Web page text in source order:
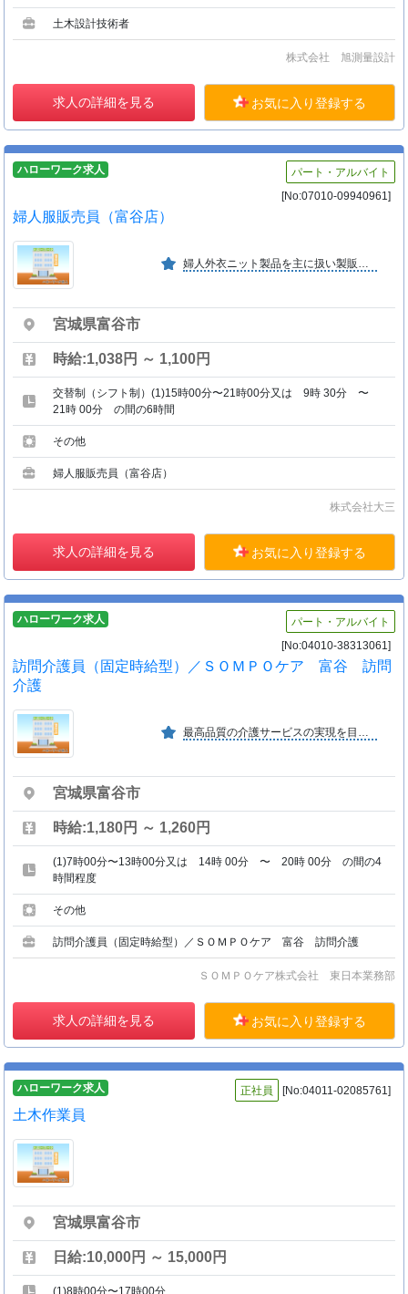
土木設計技術者
株式会社 旭測量設計
求人の詳細を見る お気に入り登録する
ハローワーク求人
パート・アルバイト
[No:07010-09940961]
婦人服販売員（富谷店）
婦人外衣ニット製品を主に扱い製販業を営み、平成８年より本格的に小売業も展開し、現在２０店舗運営している。目標は製造直販のラインを確立し、より消費者ニーズに近い経営をすること。
宮城県富谷市
時給:1,038円 ～ 1,100円
交替制（シフト制）(1)15時00分〜21時00分又は 9時 30分 〜
21時 00分 の間の6時間
その他
婦人服販売員（富谷店）
株式会社大三
求人の詳細を見る お気に入り登録する
ハローワーク求人
パート・アルバイト
[No:04010-38313061]
訪問介護員（固定時給型）／ＳＯＭＰＯケア 富谷 訪問
介護
最高品質の介護サービスの実現を目指し、カスタムメイドケア、人材育成、認知症ケア、食事、医療連携、余暇時間の充実、ＩＣＴ、デジタルの活用、産学連携に注力していきます。
宮城県富谷市
時給:1,180円 ～ 1,260円
(1)7時00分〜13時00分又は 14時 00分 〜 20時 00分 の間の4
時間程度
その他
訪問介護員（固定時給型）／ＳＯＭＰＯケア 富谷 訪問介護
ＳＯＭＰＯケア株式会社 東日本業務部
求人の詳細を見る お気に入り登録する
ハローワーク求人 正社員 [No:04011-02085761]
土木作業員
宮城県富谷市
日給:10,000円 ～ 15,000円
(1)8時00分〜17時00分